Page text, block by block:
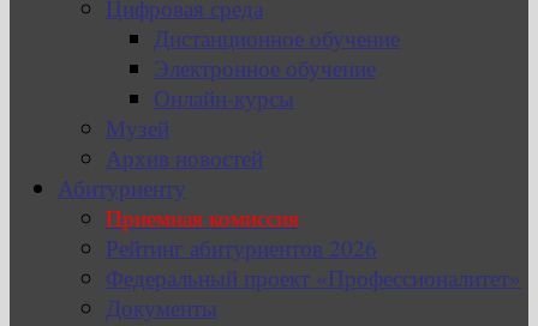
Цифровая среда
Дистанционное обучение
Электронное обучение
Онлайн-курсы
Музей
Архив новостей
Абитуриенту
Приемная комиссия
Рейтинг абитуриентов 2026
Федеральный проект «Профессионалитет»
Документы